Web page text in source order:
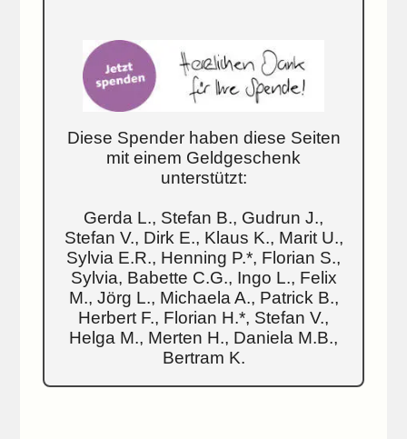
Diese Spender haben diese Seiten
mit einem Geldgeschenk
unterstützt:
Gerda L., Stefan B., Gudrun J.,
Stefan V., Dirk E., Klaus K., Marit U.,
Sylvia E.R., Henning P.*, Florian S.,
Sylvia, Babette C.G., Ingo L., Felix
M., Jörg L., Michaela A., Patrick B.,
Herbert F., Florian H.*, Stefan V.,
Helga M., Merten H., Daniela M.B.,
Bertram K.